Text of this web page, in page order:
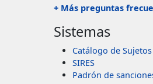
+ Más preguntas
Sistemas
Catálogo de
SIRES
Padrón de